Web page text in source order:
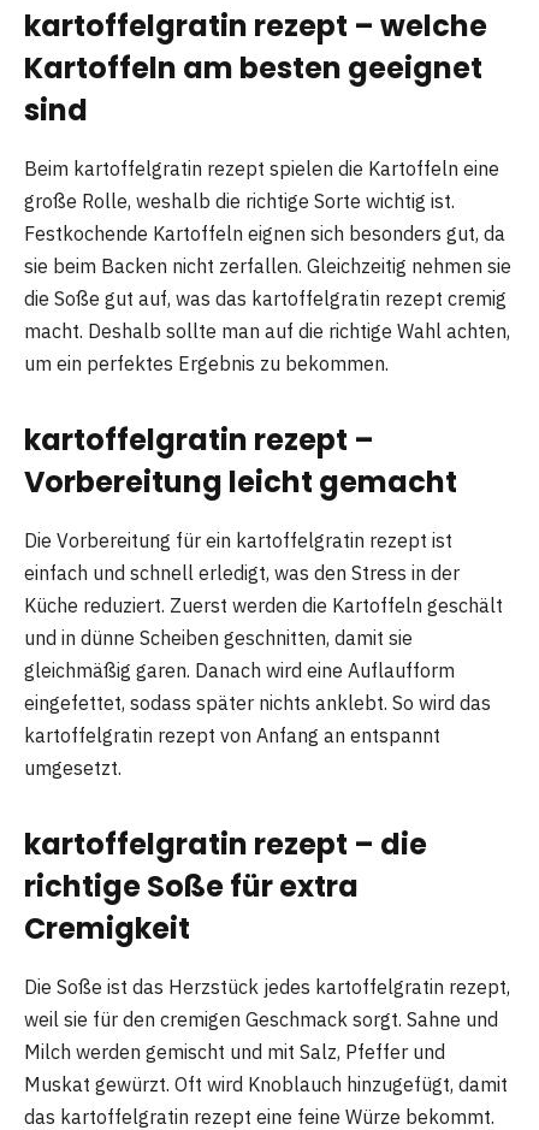
kartoffelgratin rezept – welche
Kartoffeln am besten geeignet
sind
Beim kartoffelgratin rezept spielen die Kartoffeln eine
große Rolle, weshalb die richtige Sorte wichtig ist.
Festkochende Kartoffeln eignen sich besonders gut, da
sie beim Backen nicht zerfallen. Gleichzeitig nehmen sie
die Soße gut auf, was das kartoffelgratin rezept cremig
macht. Deshalb sollte man auf die richtige Wahl achten,
um ein perfektes Ergebnis zu bekommen.
kartoffelgratin rezept –
Vorbereitung leicht gemacht
Die Vorbereitung für ein kartoffelgratin rezept ist
einfach und schnell erledigt, was den Stress in der
Küche reduziert. Zuerst werden die Kartoffeln geschält
und in dünne Scheiben geschnitten, damit sie
gleichmäßig garen. Danach wird eine Auflaufform
eingefettet, sodass später nichts anklebt. So wird das
kartoffelgratin rezept von Anfang an entspannt
umgesetzt.
kartoffelgratin rezept – die
richtige Soße für extra
Cremigkeit
Die Soße ist das Herzstück jedes kartoffelgratin rezept,
weil sie für den cremigen Geschmack sorgt. Sahne und
Milch werden gemischt und mit Salz, Pfeffer und
Muskat gewürzt. Oft wird Knoblauch hinzugefügt, damit
das kartoffelgratin rezept eine feine Würze bekommt.